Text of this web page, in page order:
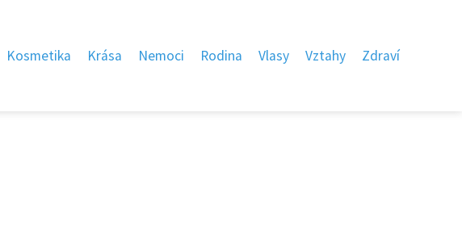
Kosmetika Krása Nemoci Rodina Vlasy Vztahy Zdraví